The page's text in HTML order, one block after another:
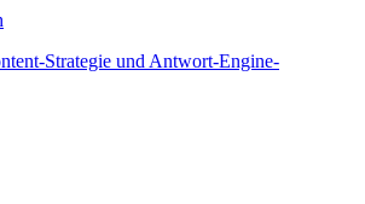
Strategie und Antwort-Engine-